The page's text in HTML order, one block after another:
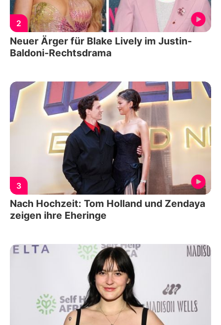
2
Neuer Ärger für Blake Lively im Justin-
Baldoni-Rechtsdrama
3
Nach Hochzeit: Tom Holland und Zendaya
zeigen ihre Eheringe